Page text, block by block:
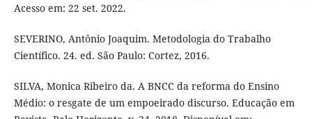
Acesso em: 22 set. 2022.
SEVERINO, Antônio Joaquim. Metodologia do Trabalho
Científico. 24. ed. São Paulo: Cortez, 2016.
SILVA, Monica Ribeiro da. A BNCC da reforma do Ensino
Médio: o resgate de um empoeirado discurso. Educação em